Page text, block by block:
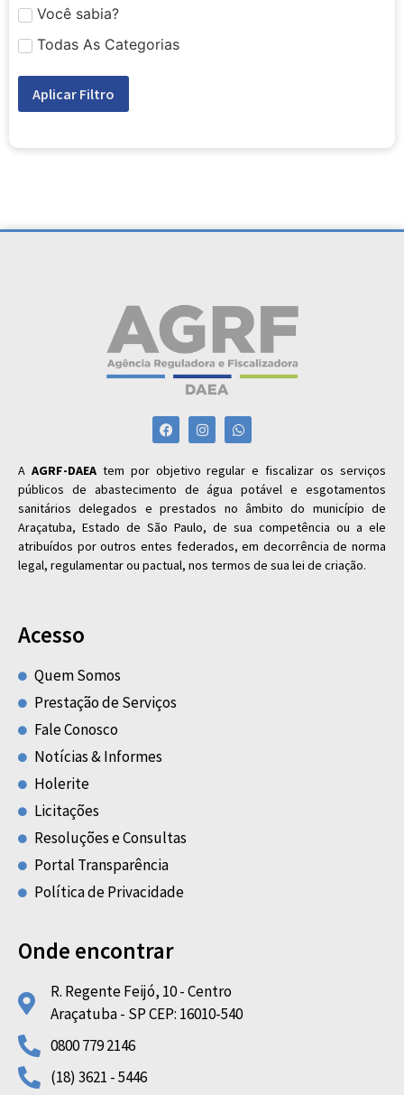
Você sabia?
Todas As Categorias
Aplicar Filtro
A AGRF-DAEAtem por objetivo regular e fiscalizar os serviços
públicos de abastecimento de água potável e esgotamentos
sanitários delegados e prestados no âmbito do município de
Araçatuba, Estado de São Paulo, de sua competência ou a ele
atribuídos por outros entes federados, em decorrência de norma
legal, regulamentar ou pactual, nos termos de sua lei de criação.
Acesso
Quem Somos
Prestação de Serviços
Fale Conosco
Notícias & Informes
Holerite
Licitações
Resoluções e Consultas
Portal Transparência
Política de Privacidade
Onde encontrar
R. Regente Feijó, 10 - Centro
Araçatuba - SP CEP: 16010-540
0800 779 2146
(18) 3621 - 5446